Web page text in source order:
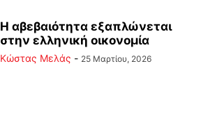
Η αβεβαιότητα εξαπλώνεται
στην ελληνική οικονομία
Κώστας Μελάς - 25 Μαρτίου, 2026